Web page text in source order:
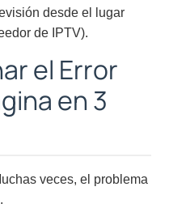
desde el lugar
de IPTV).
el Error
en 3
veces, el problema